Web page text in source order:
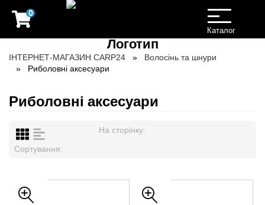
0
Toggle
navigation
Каталог
ІНТЕРНЕТ-МАГАЗИН CARP24
Волосінь та шнури
Риболовні аксесуари
Риболовні аксесуари
На сторінку:
Сортування: